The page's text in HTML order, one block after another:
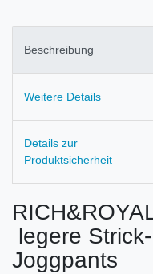
Beschreibung
Weitere Details
Details zur
Produktsicherheit
legere Strick-
Joggpants